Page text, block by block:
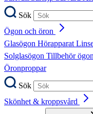
Sök
Ögon och öron
Glasögon Hörapparat
Solglasögon Tillbehör
Öronproppar
Sök
Skönhet & kroppsvård